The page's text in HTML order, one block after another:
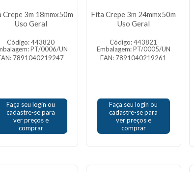
Crepe 3m 18mmx50m
Uso Geral
Código: 443820
PT/0006/UN
7891040219247
Faça seu login ou
cadastre-se para
ver preços e
comprar
Fita Crepe 3m 24mmx50m
Uso Geral
Código: 443821
Embalagem: PT/0005/UN
EAN: 7891040219261
Faça seu login ou
cadastre-se para
ver preços e
comprar